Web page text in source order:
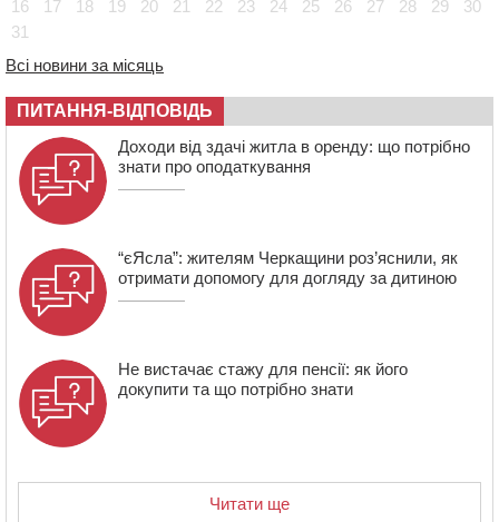
тренінгів
торфу
11:35 Від 80 гривень за кілограм: в Україні прогнозують
стрибок цін на гречку
10:56 Захисника зі Звенигородщини, який обороняв
Авдіївку, нагородили “Комбатантським хрестом”
16
17 18 19 20 21 22 23 24 25 26 27 28 29
30
31
Всі новини за місяць
ПИТАННЯ-ВІДПОВІДЬ
Доходи від здачі житла в оренду: що потрібно
знати про оподаткування
“єЯсла”: жителям Черкащини роз’яснили, як
отримати допомогу для догляду за дитиною
Не вистачає стажу для пенсії: як його
докупити та що потрібно знати
Читати ще